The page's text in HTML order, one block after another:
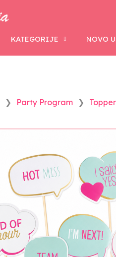
KATEGORIJE NOVO
Party Program